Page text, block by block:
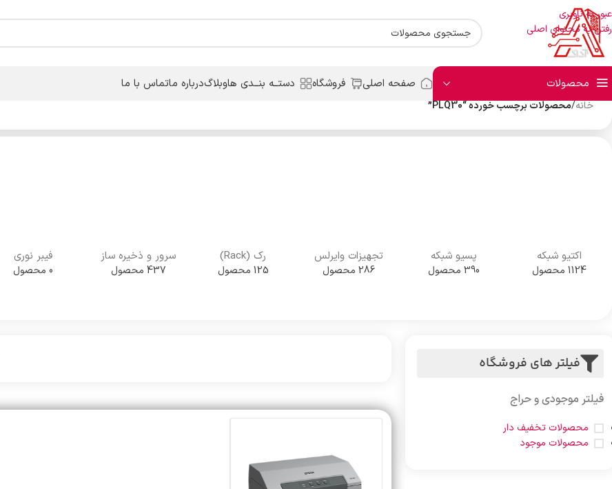
عبور به ناوبری
رفتن به محتوای اصلی
محصولات صفحه اصلی فروشگاه دستــه بنــدی هاوبلاگدرباره ماتماس با ما
خانه/محصولات برچسب خورده “PLQ30”
اکتیو شبکه
1124 محصول
پسیو شبکه
390 محصول
تجهیزات وایرلس
286 محصول
رک (Rack)
125 محصول
سرور و ذخیره ساز
437 محصول
فیبر نوری
0 محصول
فیلتر های فروشگاه
فیلتر موجودی و حراج
محصولات تخفیف دار
محصولات موجود